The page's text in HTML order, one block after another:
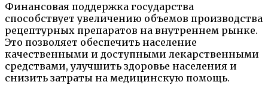
Финансовая поддержка государства
способствует увеличению объемов производства
рецептурных препаратов на внутреннем рынке.
Это позволяет обеспечить население
качественными и доступными лекарственными
средствами, улучшить здоровье населения и
снизить затраты на медицинскую помощь.